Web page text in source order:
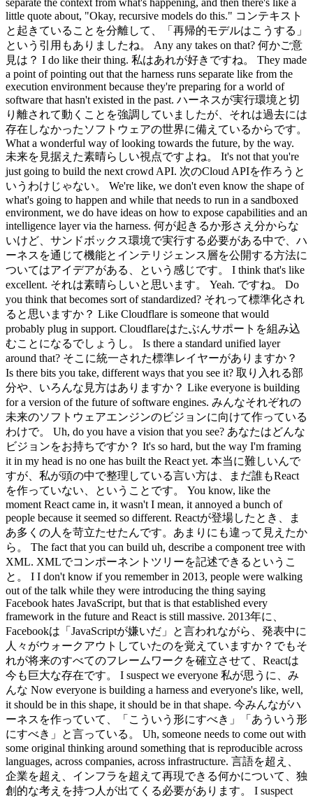
little quote about, "Okay, recursive models do this." コンテキスト
と起きていることを分離して、「再帰的モデルはこうする」
という引用もありましたね。 Any any takes on that? 何かご意
見は？ I do like their thing. 私はあれが好きですね。 They made
a point of pointing out that the harness runs separate like from the
execution environment because they're preparing for a world of
software that hasn't existed in the past. ハーネスが実行環境と切
り離されて動くことを強調していましたが、それは過去には
存在しなかったソフトウェアの世界に備えているからです。
What a wonderful way of looking towards the future, by the way.
未来を見据えた素晴らしい視点ですよね。 It's not that you're
just going to build the next crowd API. 次のCloud APIを作ろうと
いうわけじゃない。 We're like, we don't even know the shape of
what's going to happen and while that needs to run in a sandboxed
environment, we do have ideas on how to expose capabilities and an
intelligence layer via the harness. 何が起きるか形さえ分からな
いけど、サンドボックス環境で実行する必要がある中で、ハ
ーネスを通じて機能とインテリジェンス層を公開する方法に
ついてはアイデアがある、という感じです。 I think that's like
excellent. それは素晴らしいと思います。 Yeah. ですね。 Do
you think that becomes sort of standardized? それって標準化され
ると思いますか？ Like Cloudflare is someone that would
probably plug in support. Cloudflareはたぶんサポートを組み込
むことになるでしょうし。 Is there a standard unified layer
around that? そこに統一された標準レイヤーがありますか？
Is there bits you take, different ways that you see it? 取り入れる部
分や、いろんな見方はありますか？ Like everyone is building
for a version of the future of software engines. みんなそれぞれの
未来のソフトウェアエンジンのビジョンに向けて作っている
わけで。 Uh, do you have a vision that you see? あなたはどんな
ビジョンをお持ちですか？ It's so hard, but the way I'm framing
it in my head is no one has built the React yet. 本当に難しいんで
すが、私が頭の中で整理している言い方は、まだ誰もReact
を作っていない、ということです。 You know, like the
moment React came in, it wasn't I mean, it annoyed a bunch of
people because it seemed so different. Reactが登場したとき、ま
あ多くの人を苛立たせたんです。あまりにも違って見えたか
ら。 The fact that you can build uh, describe a component tree with
XML. XMLでコンポーネントツリーを記述できるというこ
と。 I I don't know if you remember in 2013, people were walking
out of the talk while they were introducing the thing saying
Facebook hates JavaScript, but that is that established every
framework in the future and React is still massive. 2013年に、
Facebookは「JavaScriptが嫌いだ」と言われながら、発表中に
人々がウォークアウトしていたのを覚えていますか？でもそ
れが将来のすべてのフレームワークを確立させて、Reactは
今も巨大な存在です。 I suspect we everyone 私が思うに、み
んな Now everyone is building a harness and everyone's like, well,
it should be in this shape, it should be in that shape. 今みんながハ
ーネスを作っていて、「こういう形にすべき」「あういう形
にすべき」と言っている。 Uh, someone needs to come out with
some original thinking around something that is reproducible across
languages, across companies, across infrastructure. 言語を超え、
企業を超え、インフラを超えて再現できる何かについて、独
創的な考えを持つ人が出てくる必要があります。 I suspect